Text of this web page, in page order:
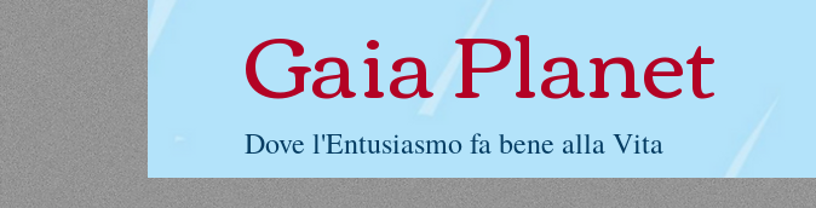
Gaia Planet
Dove l'Entusiasmo fa bene alla Vita